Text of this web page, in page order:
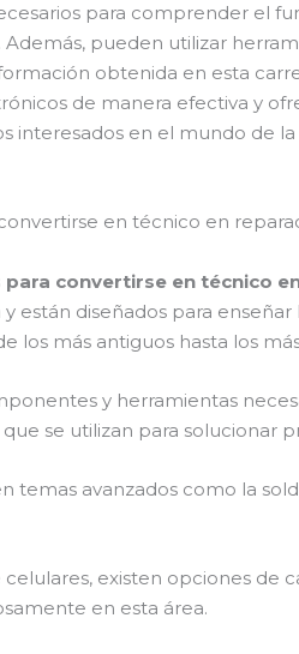
para comprender el
pueden utilizar
obtenida en esta
de manera efectiva y
en el mundo de
en técnico en
convertirse en técnico
están diseñados para
los más antiguos hasta los
y herramientas
se utilizan para solucionar
avanzados como la
existen opciones de
en esta área.